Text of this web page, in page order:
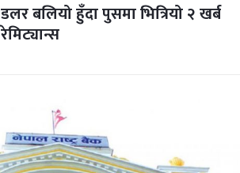
डलर बलियो हुँदा पुसमा भित्रियो २ खर्ब
रेमिट्यान्स